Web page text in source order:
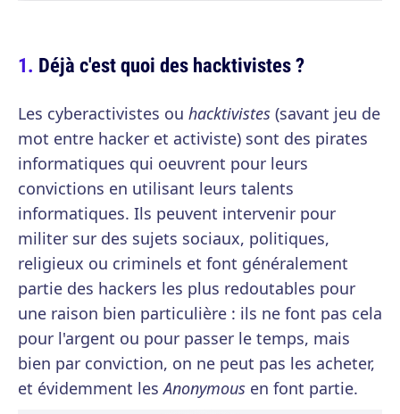
Déjà c'est quoi des hacktivistes ?
Les cyberactivistes ou hacktivistes (savant jeu de
mot entre hacker et activiste) sont des pirates
informatiques qui oeuvrent pour leurs
convictions en utilisant leurs talents
informatiques. Ils peuvent intervenir pour
militer sur des sujets sociaux, politiques,
religieux ou criminels et font généralement
partie des hackers les plus redoutables pour
une raison bien particulière : ils ne font pas cela
pour l'argent ou pour passer le temps, mais
bien par conviction, on ne peut pas les acheter,
et évidemment lesAnonymous en font partie.